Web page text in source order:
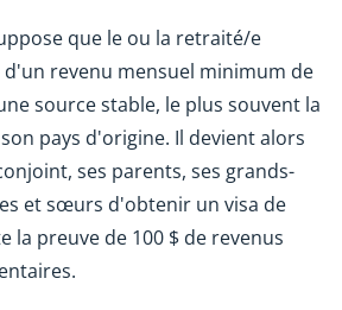
que le ou la retraité/e
revenu mensuel minimum de
source stable, le plus souvent la
pays d'origine. Il devient alors
ses parents, ses grands-
et sœurs d'obtenir un visa de
la preuve de 100 $ de revenus